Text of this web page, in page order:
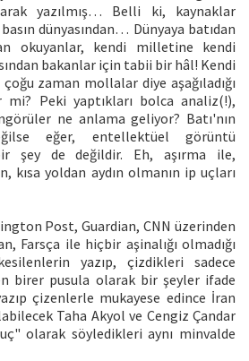
yazılmış… Belli ki, kaynaklar
dünyasından… Dünyaya batıdan
okuyanlar, kendi milletine kendi
bakanlar için tabii bir hâl! Kendi
zaman mollalar diye aşağıladığı
mi? Peki yaptıkları bolca analiz(!),
ne anlama geliyor? Batı'nın
eğer, entellektüel görüntü
şey de değildir. Eh, aşırma ile,
kısa yoldan aydın olmanın ip uçları
Post, Guardian, CNN üzerinden
Farsça ile hiçbir aşinalığı olmadığı
yazıp, çizdikleri sadece
birer pusula olarak bir şeyler ifade
çizenlerle mukayese edince İran
Taha Akyol ve Cengiz Çandar
olarak söyledikleri aynı minvalde